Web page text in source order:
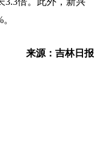
来源：吉林日报